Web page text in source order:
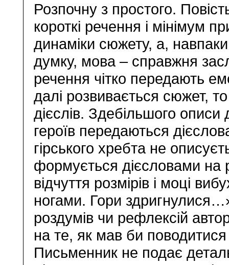
Розпочну з простого.
короткі речення і мінімум
динаміки сюжету, а,
думку, мова – справжня
речення чітко передають
далі розвивається сюжет,
дієслів. Здебільшого описи
героїв передаються
гірського хребта не
формується дієсловами на
відчуття розмірів і моці
ногами. Гори
роздумів чи рефлексій
на те, як мав би поводитися
Письменник не подає